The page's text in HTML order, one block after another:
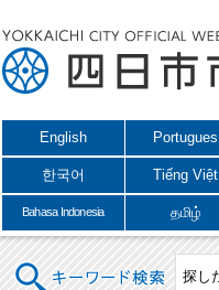
English Portugues
한국어 Tiếng Việt
Bahasa Indonesia தமிழ்
キーワード検索